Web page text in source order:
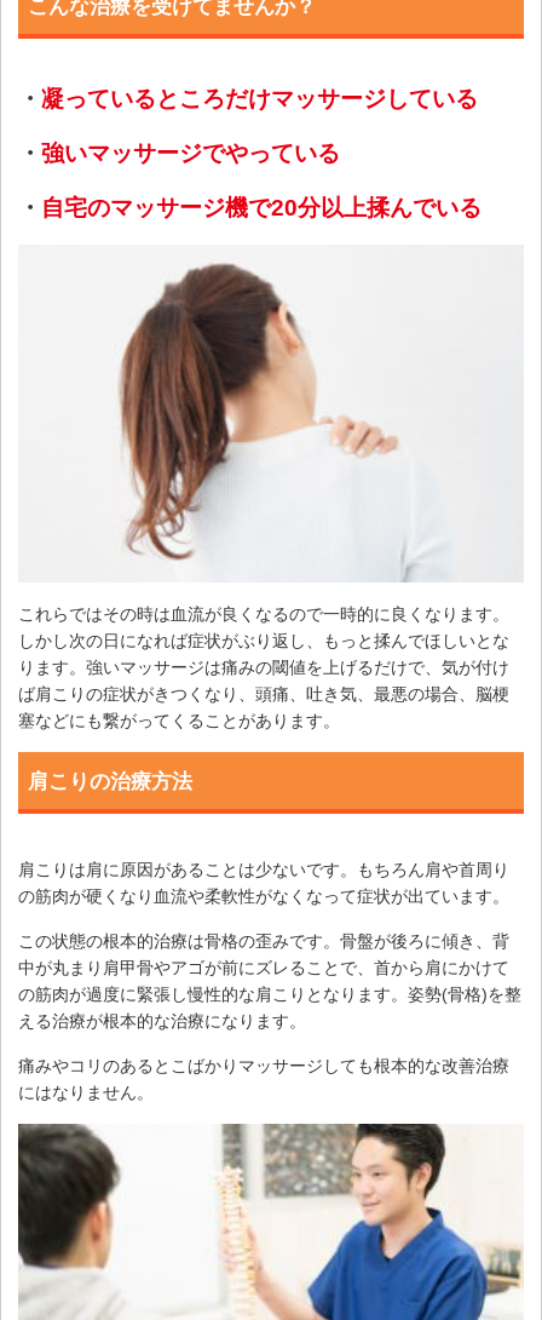
こんな治療を受けてませんか？
・ 凝っているところだけマッサージしている
・ 強いマッサージでやっている
・ 自宅のマッサージ機で20分以上揉んでいる
これらではその時は血流が良くなるので一時的に良くなります。
しかし次の日になれば症状がぶり返し、もっと揉んでほしいとな
ります。強いマッサージは痛みの閾値を上げるだけで、気が付け
ば肩こりの症状がきつくなり、頭痛、吐き気、最悪の場合、脳梗
塞などにも繋がってくることがあります。
肩こりの治療方法
肩こりは肩に原因があることは少ないです。もちろん肩や首周り
の筋肉が硬くなり血流や柔軟性がなくなって症状が出ています。
この状態の根本的治療は骨格の歪みです。骨盤が後ろに傾き、背
中が丸まり肩甲骨やアゴが前にズレることで、首から肩にかけて
の筋肉が過度に緊張し慢性的な肩こりとなります。姿勢(骨格)を整
える治療が根本的な治療になります。
痛みやコリのあるとこばかりマッサージしても根本的な改善治療
にはなりません。